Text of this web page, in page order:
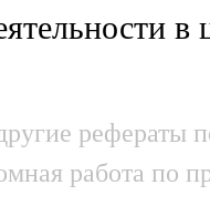
в
рефераты
работа по